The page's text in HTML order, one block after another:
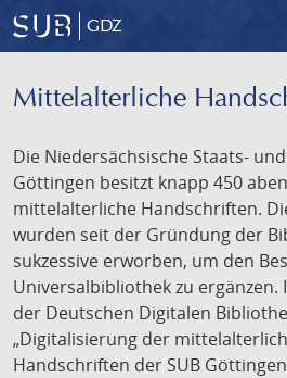
GDZ
Mittelalterliche
Die Niedersächsische Staats-
Göttingen besitzt knapp 450
mittelalterliche Handschriften.
wurden seit der Gründung der
sukzessive erworben, um den
Universalbibliothek zu ergänzen.
der Deutschen Digitalen
„Digitalisierung der
Handschriften der SUB